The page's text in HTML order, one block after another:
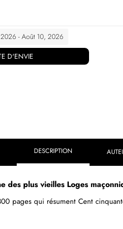
- Août 10, 2026
D'ENVIE
DESCRIPTION
des plus vieilles Loges
pages qui résument Cent